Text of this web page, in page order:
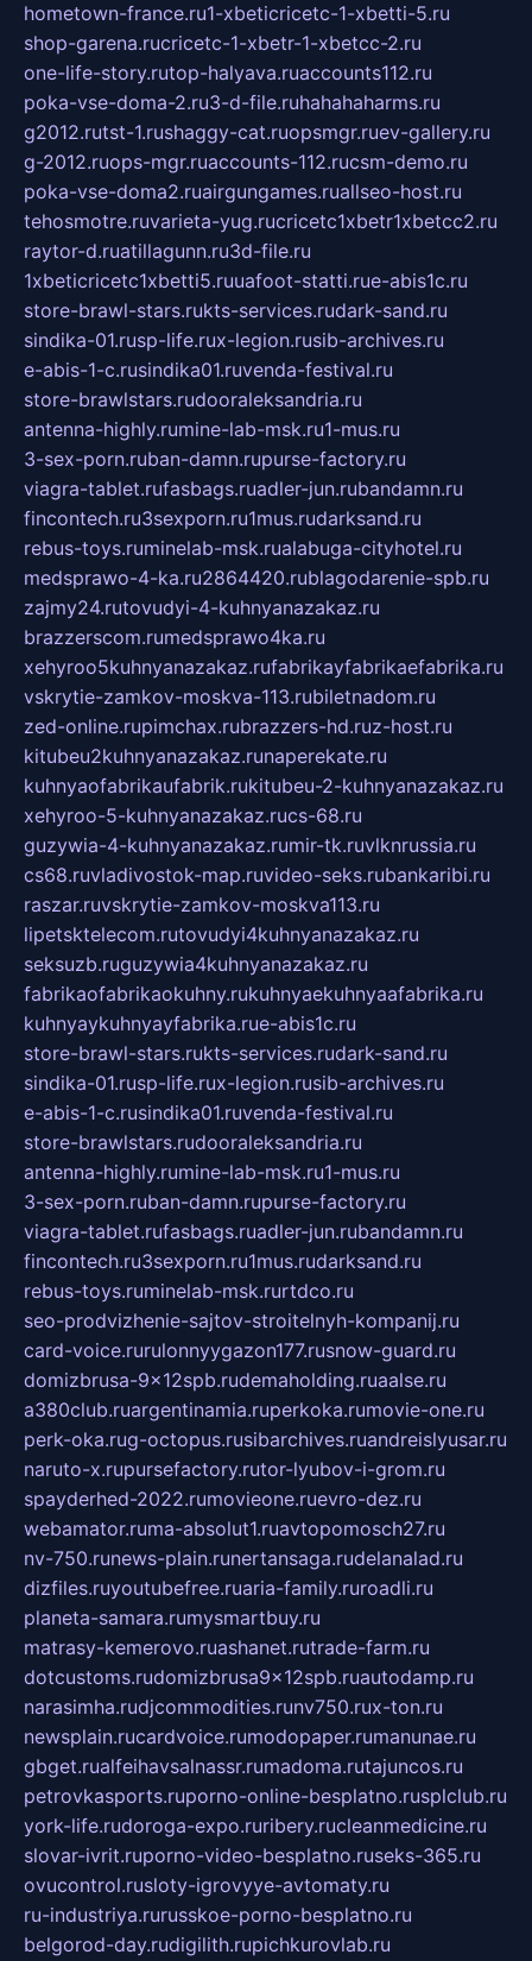
hometown-france.ru1-xbeticricetc-1-xbetti-5.ru
shop-garena.rucricetc-1-xbetr-1-xbetcc-2.ru
one-life-story.rutop-halyava.ruaccounts112.ru
poka-vse-doma-2.ru3-d-file.ruhahahaharms.ru
g2012.rutst-1.rushaggy-cat.ruopsmgr.ruev-gallery.ru
g-2012.ruops-mgr.ruaccounts-112.rucsm-demo.ru
poka-vse-doma2.ruairgungames.ruallseo-host.ru
tehosmotre.ruvarieta-yug.rucricetc1xbetr1xbetcc2.ru
raytor-d.ruatillagunn.ru3d-file.ru
1xbeticricetc1xbetti5.ruuafoot-statti.rue-abis1c.ru
store-brawl-stars.rukts-services.rudark-sand.ru
sindika-01.rusp-life.rux-legion.rusib-archives.ru
e-abis-1-c.rusindika01.ruvenda-festival.ru
store-brawlstars.rudooraleksandria.ru
antenna-highly.rumine-lab-msk.ru1-mus.ru
3-sex-porn.ruban-damn.rupurse-factory.ru
viagra-tablet.rufasbags.ruadler-jun.rubandamn.ru
fincontech.ru3sexporn.ru1mus.rudarksand.ru
rebus-toys.ruminelab-msk.rualabuga-cityhotel.ru
medsprawo-4-ka.ru2864420.rublagodarenie-spb.ru
zajmy24.rutovudyi-4-kuhnyanazakaz.ru
brazzerscom.rumedsprawo4ka.ru
xehyroo5kuhnyanazakaz.rufabrikayfabrikaefabrika.ru
vskrytie-zamkov-moskva-113.rubiletnadom.ru
zed-online.rupimchax.rubrazzers-hd.ruz-host.ru
kitubeu2kuhnyanazakaz.runaperekate.ru
kuhnyaofabrikaufabrik.rukitubeu-2-kuhnyanazakaz.ru
xehyroo-5-kuhnyanazakaz.rucs-68.ru
guzywia-4-kuhnyanazakaz.rumir-tk.ruvlknrussia.ru
cs68.ruvladivostok-map.ruvideo-seks.rubankaribi.ru
raszar.ruvskrytie-zamkov-moskva113.ru
lipetsktelecom.rutovudyi4kuhnyanazakaz.ru
seksuzb.ruguzywia4kuhnyanazakaz.ru
fabrikaofabrikaokuhny.rukuhnyaekuhnyaafabrika.ru
kuhnyaykuhnyayfabrika.rue-abis1c.ru
store-brawl-stars.rukts-services.rudark-sand.ru
sindika-01.rusp-life.rux-legion.rusib-archives.ru
e-abis-1-c.rusindika01.ruvenda-festival.ru
store-brawlstars.rudooraleksandria.ru
antenna-highly.rumine-lab-msk.ru1-mus.ru
3-sex-porn.ruban-damn.rupurse-factory.ru
viagra-tablet.rufasbags.ruadler-jun.rubandamn.ru
fincontech.ru3sexporn.ru1mus.rudarksand.ru
rebus-toys.ruminelab-msk.rurtdco.ru
seo-prodvizhenie-sajtov-stroitelnyh-kompanij.ru
card-voice.rurulonnyygazon177.rusnow-guard.ru
domizbrusa-9x12spb.rudemaholding.ruaalse.ru
a380club.ruargentinamia.ruperkoka.rumovie-one.ru
perk-oka.rug-octopus.rusibarchives.ruandreislyusar.ru
naruto-x.rupursefactory.rutor-lyubov-i-grom.ru
spayderhed-2022.rumovieone.ruevro-dez.ru
webamator.ruma-absolut1.ruavtopomosch27.ru
nv-750.runews-plain.runertansaga.rudelanalad.ru
dizfiles.ruyoutubefree.ruaria-family.ruroadli.ru
planeta-samara.rumysmartbuy.ru
matrasy-kemerovo.ruashanet.rutrade-farm.ru
dotcustoms.rudomizbrusa9x12spb.ruautodamp.ru
narasimha.rudjcommodities.runv750.rux-ton.ru
newsplain.rucardvoice.rumodopaper.rumanunae.ru
gbget.rualfeihavsalnassr.rumadoma.rutajuncos.ru
petrovkasports.ruporno-online-besplatno.rusplclub.ru
york-life.rudoroga-expo.ruribery.rucleanmedicine.ru
slovar-ivrit.ruporno-video-besplatno.ruseks-365.ru
ovucontrol.rusloty-igrovyye-avtomaty.ru
ru-industriya.rurusskoe-porno-besplatno.ru
belgorod-day.rudigilith.rupichkurovlab.ru